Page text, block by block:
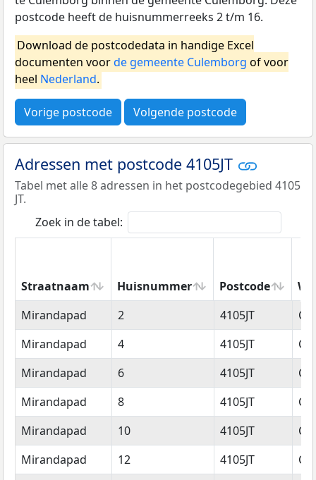
postcode heeft de huisnummerreeks 2 t/m 16.
Download de postcodedata in handige Excel
documenten voorde gemeente Culemborg of voor
heel Nederland.
Vorige postcode Volgende postcode
Adressen met postcode 4105JT
Tabel met alle 8 adressen in het postcodegebied 4105
JT.
Zoek in de tabel:
Straatnaam Huisnummer Postcode
Straatnaam
Huisnummer Postcode
Mirandapad 2 4105JT
Mirandapad
4 4105JT
Mirandapad
6 4105JT
Mirandapad
8 4105JT
Mirandapad
10 4105JT
Mirandapad
12 4105JT